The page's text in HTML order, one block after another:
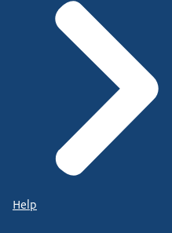
Help